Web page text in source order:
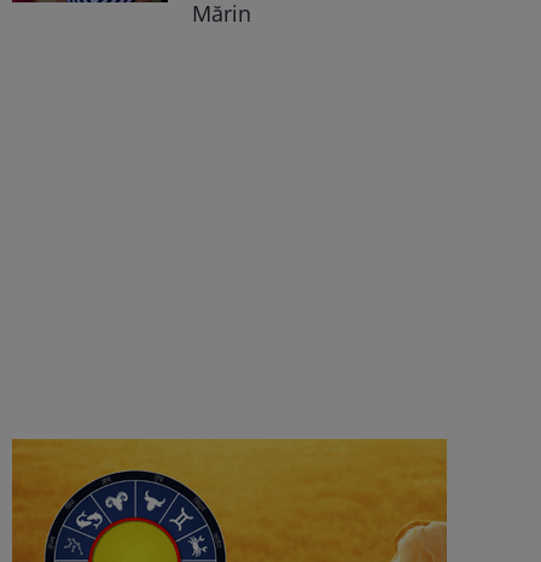
Mărin